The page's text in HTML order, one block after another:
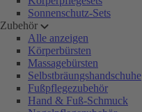
Sonnenschutz-Sets
Zubehör
Alle anzeigen
Körperbürsten
Massagebürsten
Selbstbräungshandschuhe
Fußpflegezubehör
Hand & Fuß-Schmuck